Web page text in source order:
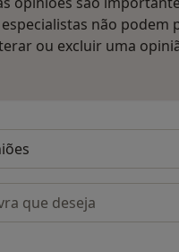
não podem
ou excluir uma